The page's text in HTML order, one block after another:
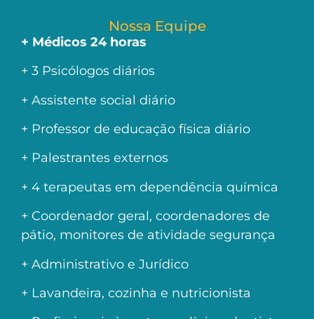
Nossa Equipe
+ Médicos 24 horas
+ 3 Psicólogos diários
+ Assistente social diário
+ Professor de educação física diário
+ Palestrantes externos
+ 4 terapeutas em dependência química
+ Coordenador geral, coordenadores de
pátio, monitores de atividade segurança
+ Administrativo e Jurídico
+ Lavandeira, cozinha e nutricionista